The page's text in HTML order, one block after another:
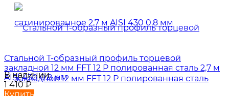
Стальной Т-образный профиль торцевой
закладной 12 мм FFT 12 P полированная сталь 2,7 м
AISI 430 0.8 мм
В наличии
1 410₽